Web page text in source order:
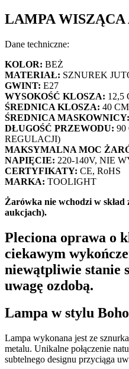
LAMPA WISZĄCA
Dane techniczne:
KOLOR: BEŻ
MATERIAŁ: SZNUREK
GWINT: E27
WYSOKOŚĆ KLOSZA: 12,5
ŚREDNICA KLOSZA: 40 CM
ŚREDNICA MASKOWNICY:
DŁUGOŚĆ PRZEWODU: 90
REGULACJI)
MAKSYMALNA MOC
NAPIĘCIE: 220-140V, NIE
CERTYFIKATY: CE, RoHS
MARKA: TOOLIGHT
Żarówka nie wchodzi w skład
aukcjach).
Pleciona oprawa o
ciekawym
niewątpliwie stanie
uwagę ozdobą.
Lampa w stylu Boho
Lampa wykonana jest ze
metalu. Unikalne połączenie
subtelnego designu przyciąga